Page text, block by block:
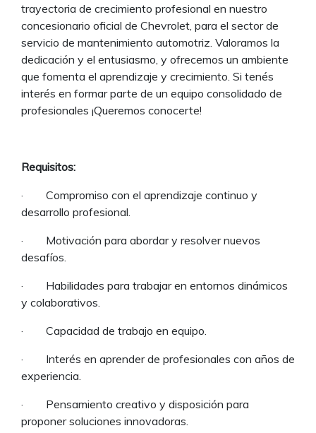
trayectoria de crecimiento profesional en nuestro
concesionario oficial de Chevrolet, para el sector de
servicio de mantenimiento automotriz. Valoramos la
dedicación y el entusiasmo, y ofrecemos un ambiente
que fomenta el aprendizaje y crecimiento. Si tenés
interés en formar parte de un equipo consolidado de
profesionales ¡Queremos conocerte!
Requisitos:
· Compromiso con el aprendizaje continuo y
desarrollo profesional.
· Motivación para abordar y resolver nuevos
desafíos.
· Habilidades para trabajar en entornos dinámicos
y colaborativos.
· Capacidad de trabajo en equipo.
· Interés en aprender de profesionales con años de
experiencia.
· Pensamiento creativo y disposición para
proponer soluciones innovadoras.